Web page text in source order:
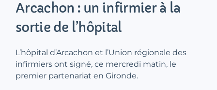
Arcachon : un infirmier à la
sortie de l’hôpital
L’hôpital d’Arcachon et l’Union régionale des
infirmiers ont signé, ce mercredi matin, le
premier partenariat en Gironde.